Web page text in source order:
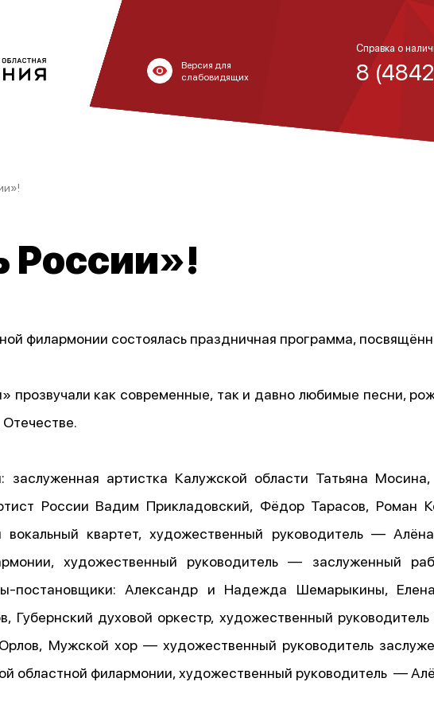
Версия для
слабовидящих
Справка о
8
России»!
филармонии состоялась праздничная программа,
прозвучали как современные, так и давно любимые песни,
заслуженная артистка Калужской области Татьяна
России Вадим Прикладовский, Фёдор Тарасов, Роман
вокальный квартет, художественный руководитель —
художественный руководитель — заслуженный
постановщики: Александр и Надежда Шемарыкины,
Губернский духовой оркестр, художественный
Мужской хор — художественный руководитель
областной филармонии, художественный руководитель —